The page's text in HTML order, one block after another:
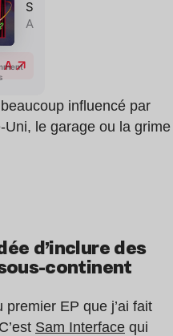
influencé par
le garage ou la grime
d’inclure des
continent
premier EP que j’ai fait
Sam Interface qui